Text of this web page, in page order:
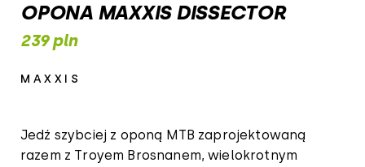
OPONA MAXXIS DISSECTOR
239 pln
MAXXIS
Jedź szybciej z oponą MTB zaprojektowaną
razem z Troyem Brosnanem, wielokrotnym